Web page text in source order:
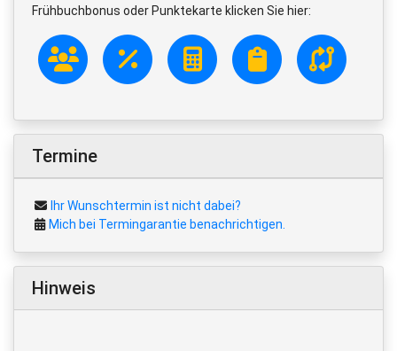
Frühbuchbonus oder Punktekarte klicken Sie hier:
Termine
Ihr Wunschtermin ist nicht dabei?
Mich bei Termingarantie benachrichtigen.
Hinweis